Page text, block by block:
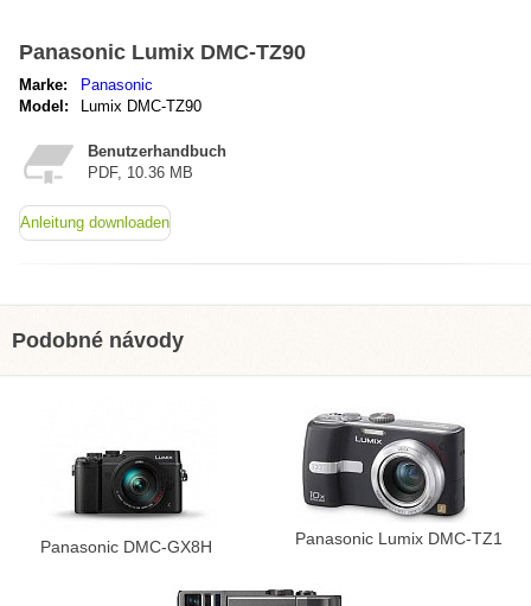
Panasonic Lumix DMC-TZ90
Marke:
Panasonic
Model:
Lumix DMC-TZ90
Benutzerhandbuch
PDF, 10.36 MB
Anleitung downloaden
Podobné návody
Panasonic DMC-GX8H Panasonic Lumix DMC-TZ1